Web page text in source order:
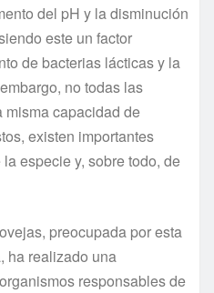
del pH y la disminución
este un factor
de bacterias lácticas y la
no todas las
misma capacidad de
existen importantes
especie y, sobre todo, de
preocupada por esta
ha realizado una
responsables de